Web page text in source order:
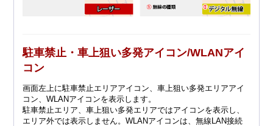
駐車禁止・車上狙い多発アイコン/WLANアイ
コン
画面左上に駐車禁止エリアアイコン、車上狙い多発エリアアイ
コン、WLANアイコンを表示します。
駐車禁止エリア、車上狙い多発エリアではアイコンを表示し、
エリア外では表示しません。WLANアイコンは、無線LAN接続